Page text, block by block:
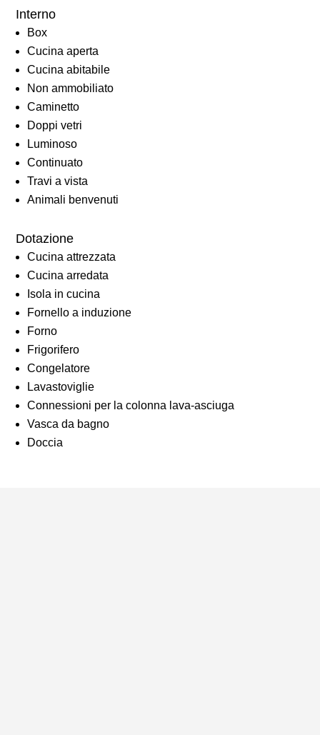
Interno
Box
Cucina aperta
Cucina abitabile
Non ammobiliato
Caminetto
Doppi vetri
Luminoso
Continuato
Travi a vista
Animali benvenuti
Dotazione
Cucina attrezzata
Cucina arredata
Isola in cucina
Fornello a induzione
Forno
Frigorifero
Congelatore
Lavastoviglie
Connessioni per la colonna lava-asciuga
Vasca da bagno
Doccia